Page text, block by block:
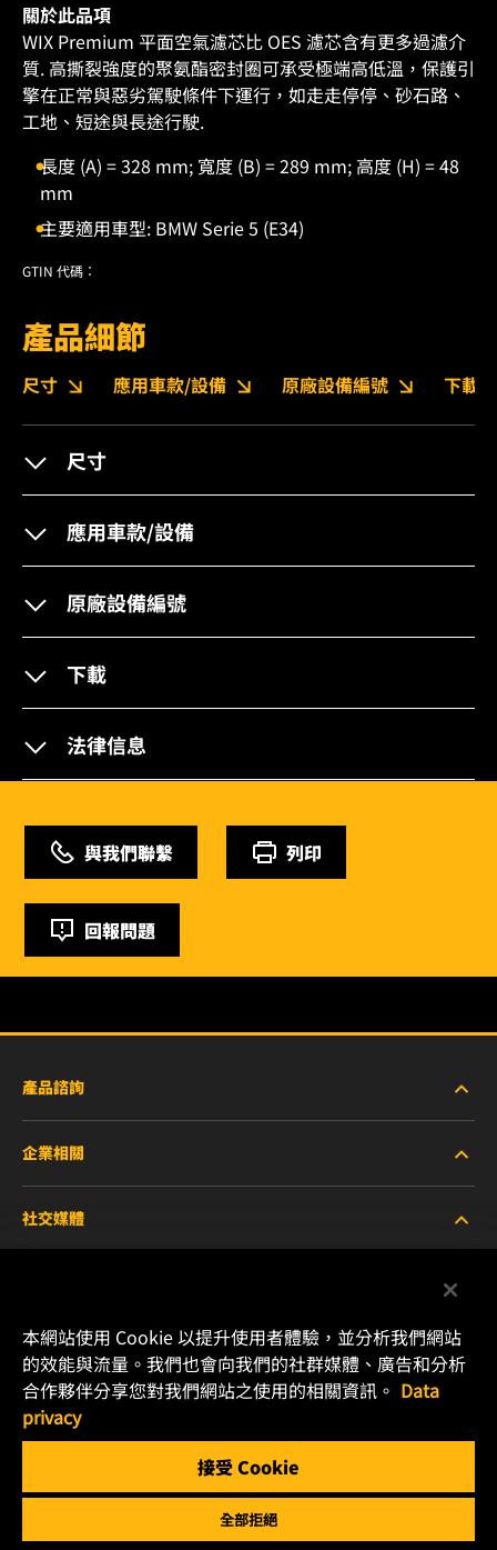
關於此品項
WIX Premium 平面空氣濾芯比 OES 濾芯含有更多過濾介
質. 高撕裂強度的聚氨酯密封圈可承受極端高低溫，保護引
擎在正常與惡劣駕駛條件下運行，如走走停停、砂石路、
工地、短途與長途行駛.
長度 (A) = 328 mm; 寬度 (B) = 289 mm; 高度 (H) = 48
mm
主要適用車型: BMW Serie 5 (E34)
GTIN 代碼：
產品細節
尺寸 應用車款/設備 原廠設備編號 下載
尺寸
應用車款/設備
原廠設備編號
下載
法律信息
與我們聯繫 列印
回報問題
產品諮詢
重型設備車輛
小客車與商用車
賽車產品
企業相關
關於WIX
聯絡我們
職涯發展
社交媒體
Instagram
YouTube
本網站使用 Cookie 以提升使用者體驗，並分析我們網站
的效能與流量。我們也會向我們的社群媒體、廣告和分析
合作夥伴分享您對我們網站之使用的相關資訊。 Data
privacy
接受 Cookie
全部拒絕